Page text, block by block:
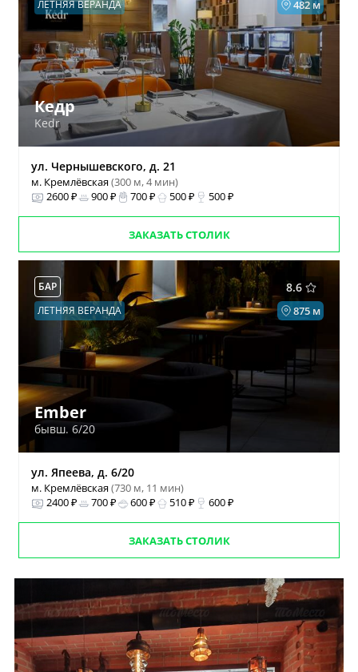
482 м
ЛЕТНЯЯ ВЕРАНДА
Кедр
Kedr
ул. Чернышевского, д. 21
м. Кремлёвская(300 м, 4 мин)
2600 ₽
900 ₽ 700 ₽ 500 ₽ 500 ₽
ЗАКАЗАТЬ СТОЛИК
8.6
БАР
875 м
ЛЕТНЯЯ ВЕРАНДА
Ember
бывш. 6/20
ул. Япеева, д. 6/20
м. Кремлёвская(730 м, 11 мин)
2400 ₽
700 ₽ 600 ₽ 510 ₽ 600 ₽
ЗАКАЗАТЬ СТОЛИК